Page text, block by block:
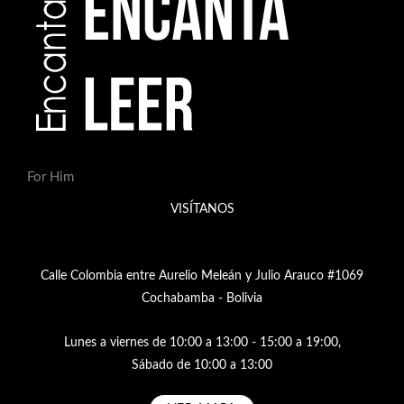
For Him
VISÍTANOS
Calle Colombia entre Aurelio Meleán y Julio Arauco #1069
Cochabamba - Bolivia
Lunes a viernes de 10:00 a 13:00 - 15:00 a 19:00,
Sábado de 10:00 a 13:00